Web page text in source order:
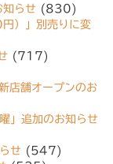
知らせ (830)
）」別売りに変
(717)
店舗オープンのお
」追加のお知らせ
せ (547)